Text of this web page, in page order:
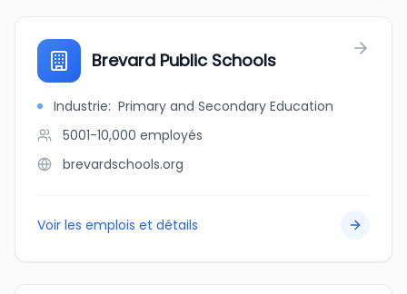
Brevard Public Schools
Industrie: Primary and Secondary Education
5001-10,000 employés
brevardschools.org
Voir les emplois et détails